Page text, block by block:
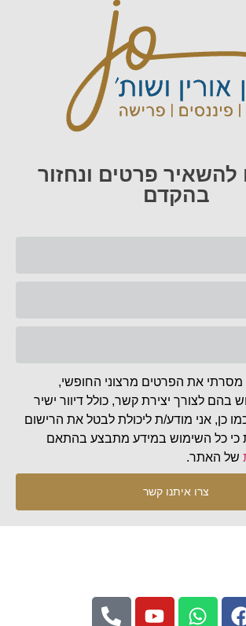
להשאיר פרטים ונחזור
בהקדם
את הפרטים מרצוני החופשי,
בהם לצורך יצירת קשר, כולל דיוור ישיר
כן, אני מודע/ת ליכולת לבטל את הרישום
כי כל השימוש במידע מתבצע בהתאם
של האתר.
צרו איתנו קשר